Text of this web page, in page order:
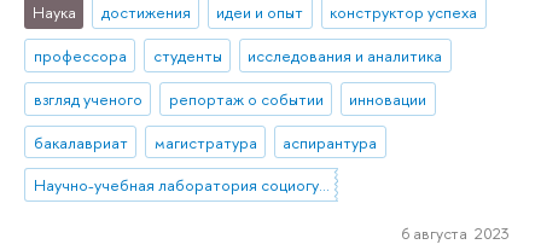
Наука достижения идеи и опыт
конструктор успеха
профессора
студенты
исследования и аналитика
взгляд ученого
репортаж о событии
инновации
бакалавриат
магистратура
аспирантура
Научно-учебная лаборатория социогуманитарных исследований Севера и Арктики
6 августа 2023